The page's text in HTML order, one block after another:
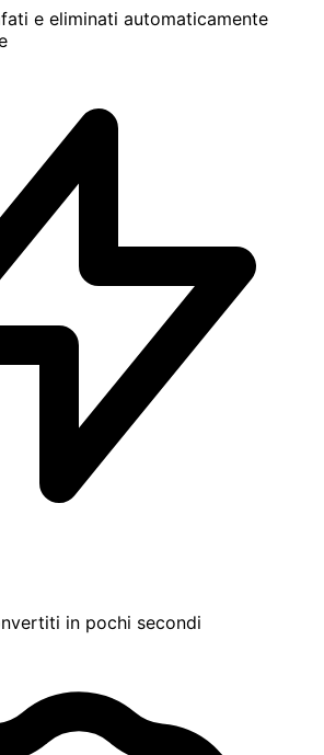
e eliminati automaticamente
in pochi secondi